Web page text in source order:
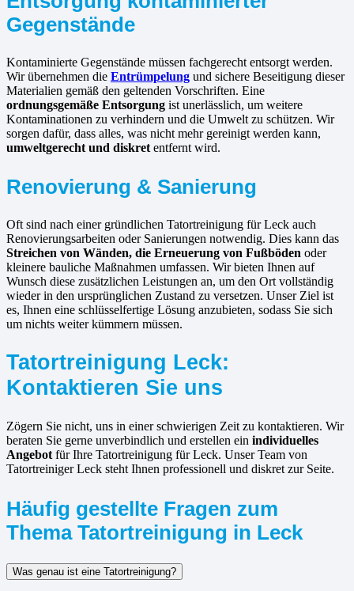
Gegenstände
Kontaminierte Gegenstände müssen fachgerecht entsorgt werden.
Wir übernehmen die Entrümpelung und sichere Beseitigung dieser
Materialien gemäß den geltenden Vorschriften. Eine
ordnungsgemäße Entsorgung ist unerlässlich, um weitere
Kontaminationen zu verhindern und die Umwelt zu schützen. Wir
sorgen dafür, dass alles, was nicht mehr gereinigt werden kann,
umweltgerecht und diskret entfernt wird.
Renovierung & Sanierung
Oft sind nach einer gründlichen Tatortreinigung für Leck auch
Renovierungsarbeiten oder Sanierungen notwendig. Dies kann das
Streichen von Wänden, die Erneuerung von Fußböden oder
kleinere bauliche Maßnahmen umfassen. Wir bieten Ihnen auf
Wunsch diese zusätzlichen Leistungen an, um den Ort vollständig
wieder in den ursprünglichen Zustand zu versetzen. Unser Ziel ist
es, Ihnen eine schlüsselfertige Lösung anzubieten, sodass Sie sich
um nichts weiter kümmern müssen.
Tatortreinigung Leck:
Kontaktieren Sie uns
Zögern Sie nicht, uns in einer schwierigen Zeit zu kontaktieren. Wir
beraten Sie gerne unverbindlich und erstellen ein individuelles
Angebot für Ihre Tatortreinigung für Leck. Unser Team von
Tatortreiniger Leck steht Ihnen professionell und diskret zur Seite.
Häufig gestellte Fragen zum
Thema Tatortreinigung in Leck
Was genau ist eine Tatortreinigung?